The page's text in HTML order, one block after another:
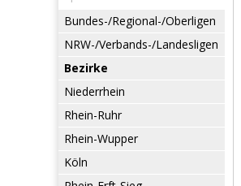
Bundes-/Regional-/Oberligen
NRW-/Verbands-/Landesligen
Bezirke
Niederrhein
Rhein-Ruhr
Rhein-Wupper
Köln